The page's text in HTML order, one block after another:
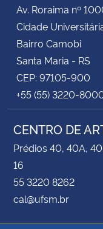
Av. Roraima nº
Cidade
Bairro Camobi
Santa Maria - RS
CEP: 97105-900
+55 (55) 3220-
CENTRO DE
Prédios 40, 40A,
16
55 3220 8262
cal@ufsm.br